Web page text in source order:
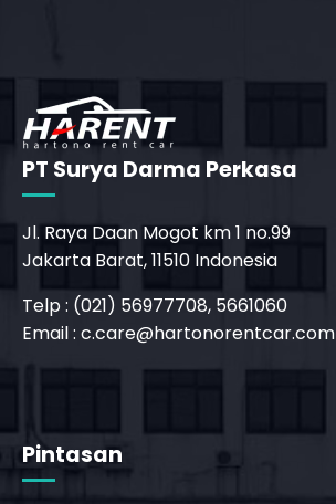
PT Surya Darma Perkasa
Jl. Raya Daan Mogot km 1 no.99
Jakarta Barat, 11510 Indonesia
Telp : (021) 56977708, 5661060
Email : c.care@hartonorentcar.com
Pintasan